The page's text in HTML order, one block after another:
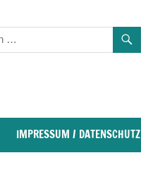
IMPRESSUM / DATENSCHUTZ